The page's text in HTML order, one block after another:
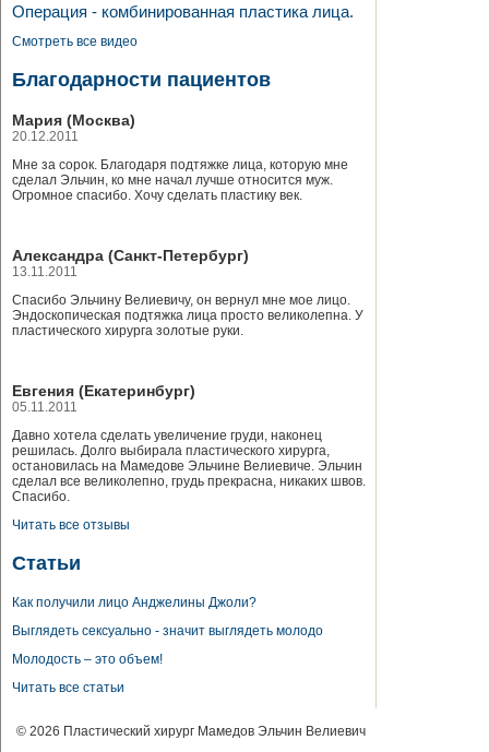
Операция - комбинированная пластика лица.
Смотреть все видео
Благодарности пациентов
Мария (Москва)
20.12.2011
Мне за сорок. Благодаря подтяжке лица, которую мне
сделал Эльчин, ко мне начал лучше относится муж.
Огромное спасибо. Хочу сделать пластику век.
Александра (Санкт-Петербург)
13.11.2011
Спасибо Эльчину Велиевичу, он вернул мне мое лицо.
Эндоскопическая подтяжка лица просто великолепна. У
пластического хирурга золотые руки.
Евгения (Екатеринбург)
05.11.2011
Давно хотела сделать увеличение груди, наконец
решилась. Долго выбирала пластического хирурга,
остановилась на Мамедове Эльчине Велиевиче. Эльчин
сделал все великолепно, грудь прекрасна, никаких швов.
Спасибо.
Читать все отзывы
Статьи
Как получили лицо Анджелины Джоли?
Выглядеть сексуально - значит выглядеть молодо
Молодость – это объем!
Читать все статьи
© 2026 Пластический хирург Мамедов Эльчин Велиевич